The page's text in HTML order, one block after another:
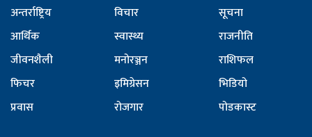
अन्तर्राष्ट्रिय
आर्थिक
जीवनशैली
फिचर
प्रवास
विचार
स्वास्थ्य
मनोरञ्जन
इमिग्रेसन
रोजगार
सूचना
राजनीति
राशिफल
भिडियो
पोडकास्ट